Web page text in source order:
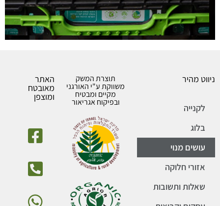
ניווט מהיר
לקנייה
בלוג
עושים מנוי
אזורי חלוקה
שאלות ותשובות
תוצרת המשק
משווקת ע"י האורגני
מקיים ומבטיח
ובפיקוח אגריאור​
האתר
מאובטח
ומוצפן